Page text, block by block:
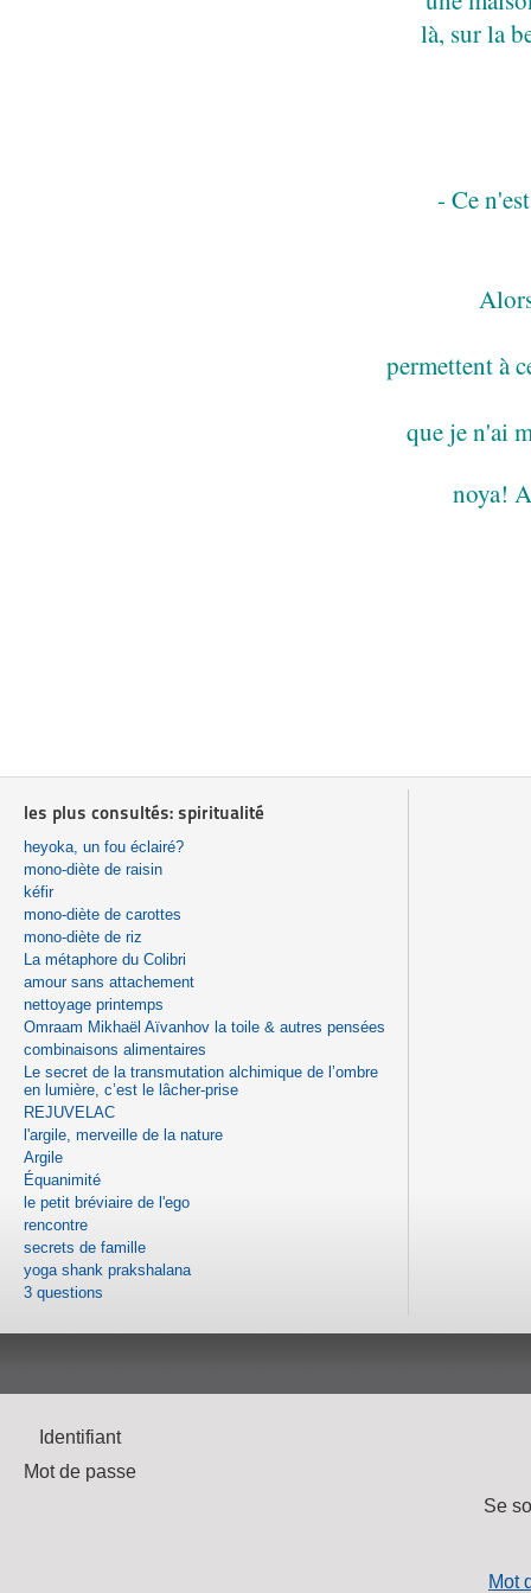
là, sur la
- Ce
permettent à
que je n'ai
noya!
les plus consultés: spiritualité
heyoka, un fou éclairé?
mono-diète de raisin
kéfir
mono-diète de carottes
mono-diète de riz
La métaphore du Colibri
amour sans attachement
nettoyage printemps
Omraam Mikhaël Aïvanhov la toile & autres pensées
combinaisons alimentaires
Le secret de la transmutation alchimique de l’ombre
en lumière, c’est le lâcher-prise
REJUVELAC
l'argile, merveille de la nature
Argile
Équanimité
le petit bréviaire de l'ego
rencontre
secrets de famille
yoga shank prakshalana
3 questions
Identifiant
Mot de passe
Se
Mot